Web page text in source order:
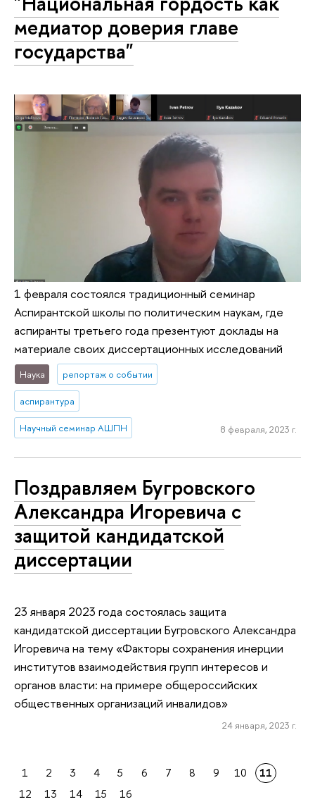
медиатор доверия главе
государства"
1 февраля состоялся традиционный семинар
Аспирантской школы по политическим наукам, где
аспиранты третьего года презентуют доклады на
материале своих диссертационных исследований
Наука репортаж о событии
аспирантура
Научный семинар АШПН 8 февраля, 2023 г.
Поздравляем Бугровского
Александра Игоревича с
защитой кандидатской
диссертации
23 января 2023 года состоялась защита
кандидатской диссертации Бугровского Александра
Игоревича на тему «Факторы сохранения инерции
институтов взаимодействия групп интересов и
органов власти: на примере общероссийских
общественных организаций инвалидов»
24 января, 2023 г.
1 2 3 4 5 6 7 8 9 10
11
12
13 14 15 16